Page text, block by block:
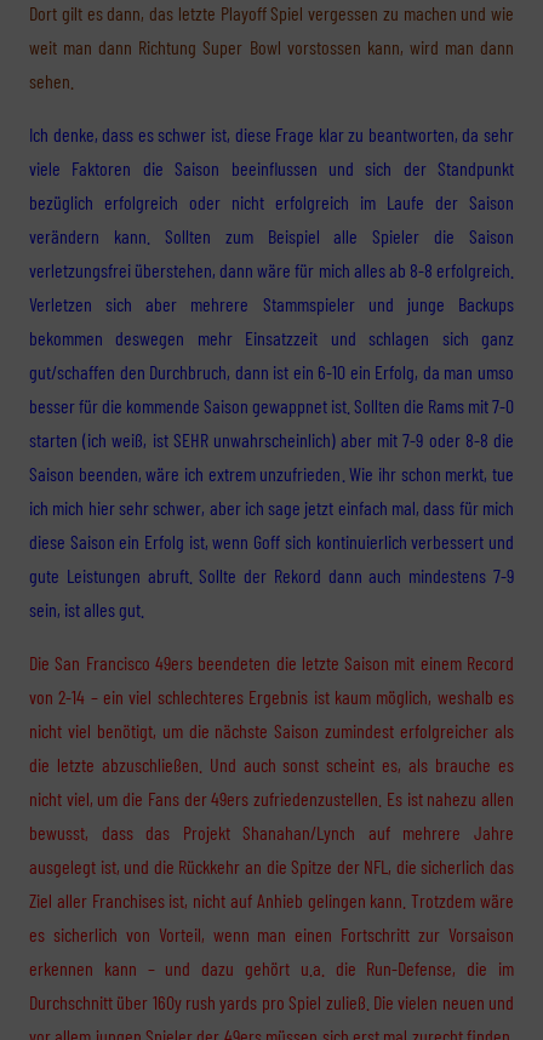
Dort gilt es dann, das letzte Playoff Spiel vergessen zu machen und wie
weit man dann Richtung Super Bowl vorstossen kann, wird man dann
sehen.
Ich denke, dass es schwer ist, diese Frage klar zu beantworten, da sehr
viele Faktoren die Saison beeinflussen und sich der Standpunkt
bezüglich erfolgreich oder nicht erfolgreich im Laufe der Saison
verändern kann. Sollten zum Beispiel alle Spieler die Saison
verletzungsfrei überstehen, dann wäre für mich alles ab 8-8 erfolgreich.
Verletzen sich aber mehrere Stammspieler und junge Backups
bekommen deswegen mehr Einsatzzeit und schlagen sich ganz
gut/schaffen den Durchbruch, dann ist ein 6-10 ein Erfolg, da man umso
besser für die kommende Saison gewappnet ist. Sollten die Rams mit 7-0
starten (ich weiß, ist SEHR unwahrscheinlich) aber mit 7-9 oder 8-8 die
Saison beenden, wäre ich extrem unzufrieden. Wie ihr schon merkt, tue
ich mich hier sehr schwer, aber ich sage jetzt einfach mal, dass für mich
diese Saison ein Erfolg ist, wenn Goff sich kontinuierlich verbessert und
gute Leistungen abruft. Sollte der Rekord dann auch mindestens 7-9
sein, ist alles gut.
Die San Francisco 49ers beendeten die letzte Saison mit einem Record
von 2-14 – ein viel schlechteres Ergebnis ist kaum möglich, weshalb es
nicht viel benötigt, um die nächste Saison zumindest erfolgreicher als
die letzte abzuschließen. Und auch sonst scheint es, als brauche es
nicht viel, um die Fans der 49ers zufriedenzustellen. Es ist nahezu allen
bewusst, dass das Projekt Shanahan/Lynch auf mehrere Jahre
ausgelegt ist, und die Rückkehr an die Spitze der NFL, die sicherlich das
Ziel aller Franchises ist, nicht auf Anhieb gelingen kann. Trotzdem wäre
es sicherlich von Vorteil, wenn man einen Fortschritt zur Vorsaison
erkennen kann – und dazu gehört u.a. die Run-Defense, die im
Durchschnitt über 160y rush yards pro Spiel zuließ. Die vielen neuen und